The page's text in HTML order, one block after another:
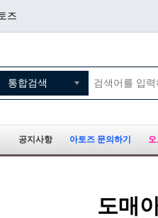
즈
공지사항 아토즈 문의하기 오
도매